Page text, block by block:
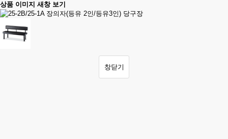
상품 이미지 새창 보기
창닫기